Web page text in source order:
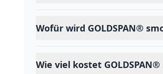
Wofür wird GOLDSPAN®
Wie viel kostet